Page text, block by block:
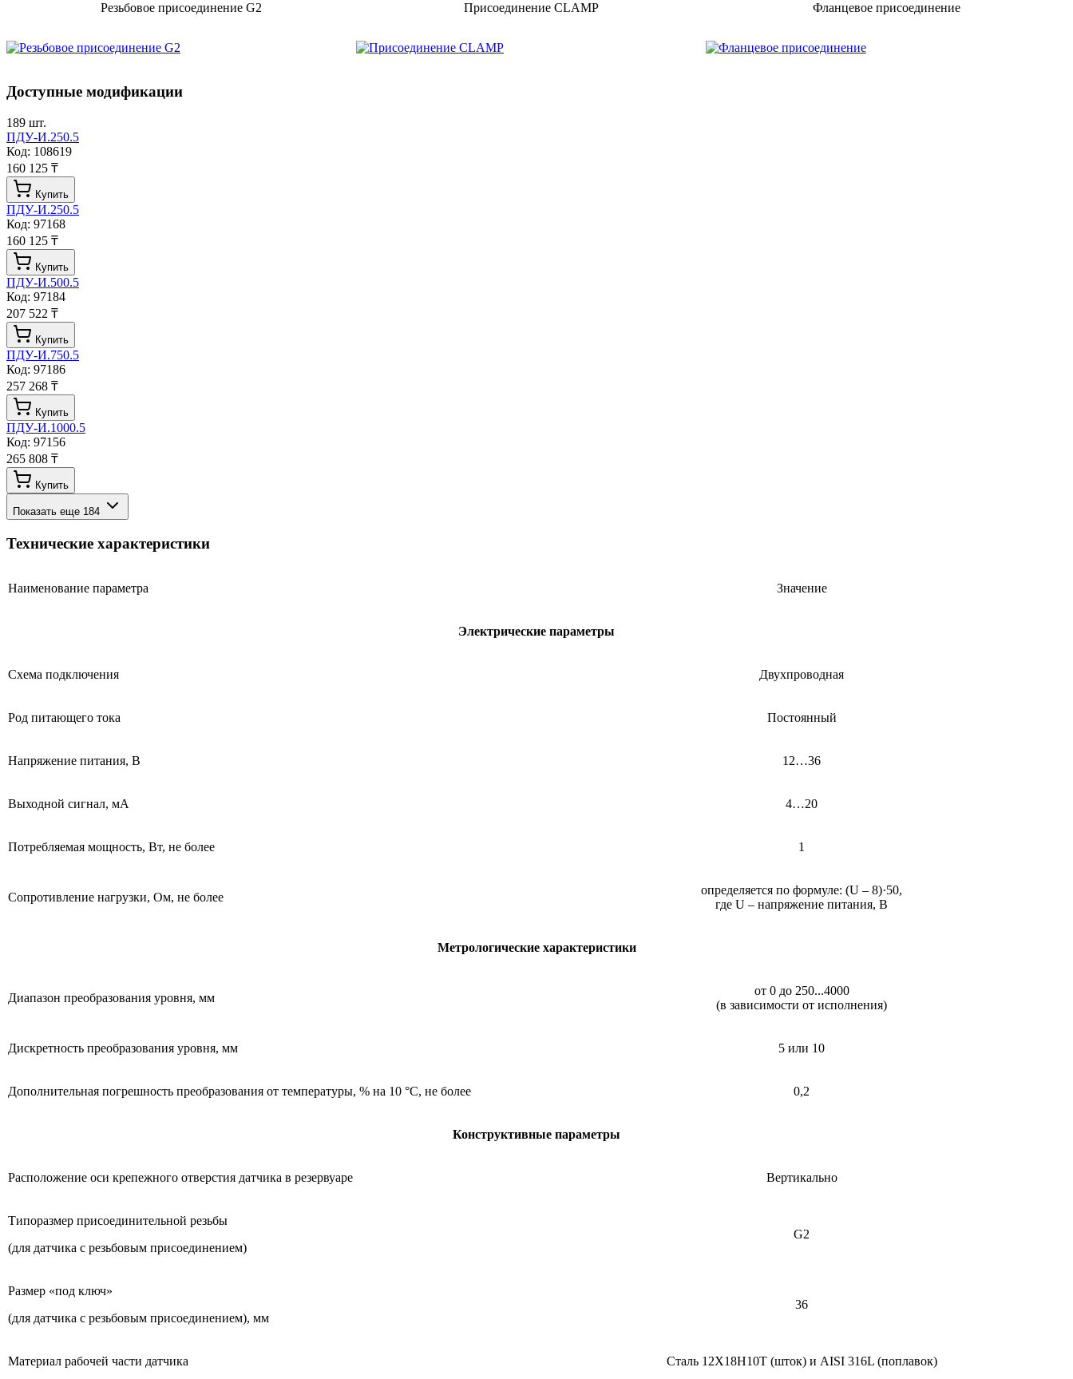
Резьбовое присоединение G2 Присоединение CLAMP Фланцевое присоединение
Доступные модификации
189 шт.
ПДУ-И.250.5
Код: 108619
160 125 ₸
Купить
ПДУ-И.250.5
Код: 97168
160 125 ₸
Купить
ПДУ-И.500.5
Код: 97184
207 522 ₸
Купить
ПДУ-И.750.5
Код: 97186
257 268 ₸
Купить
ПДУ-И.1000.5
Код: 97156
265 808 ₸
Купить
Показать еще 184
Технические характеристики
Наименование параметра Значение
Электрические параметры
Схема подключения Двухпроводная
Род питающего тока Постоянный
Напряжение питания, В 12…36
Выходной сигнал, мА 4…20
Потребляемая мощность, Вт, не более 1
Сопротивление нагрузки, Ом, не более
определяется по формуле: (U – 8)·50,
где U – напряжение питания, В
Метрологические характеристики
Диапазон преобразования уровня, мм
от 0 до 250...4000
(в зависимости от исполнения)
Дискретность преобразования уровня, мм 5 или 10
Дополнительная погрешность преобразования от температуры, % на 10 °С, не более 0,2
Конструктивные параметры
Расположение оси крепежного отверстия датчика в резервуаре Вертикально
Типоразмер присоединительной резьбы
(для датчика с резьбовым присоединением)
G2
Размер «под ключ»
(для датчика с резьбовым присоединением), мм
36
Материал рабочей части датчика Сталь 12Х18Н10Т (шток) и AISI 316L (поплавок)